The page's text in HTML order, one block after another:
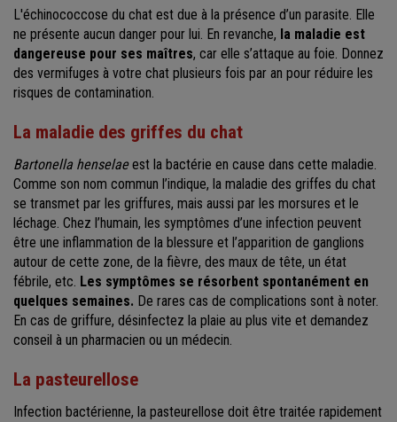
L'échinococcose du chat est due à la présence d’un parasite. Elle
ne présente aucun danger pour lui. En revanche, la maladie est
dangereuse pour ses maîtres, car elle s’attaque au foie. Donnez
des vermifuges à votre chat plusieurs fois par an pour réduire les
risques de contamination.
La maladie des griffes du chat
Bartonella henselaeest la bactérie en cause dans cette maladie.
Comme son nom commun l’indique, la maladie des griffes du chat
se transmet par les griffures, mais aussi par les morsures et le
léchage. Chez l’humain, les symptômes d’une infection peuvent
être une inflammation de la blessure et l’apparition de ganglions
autour de cette zone, de la fièvre, des maux de tête, un état
fébrile, etc. Les symptômes se résorbent spontanément en
quelques semaines. De rares cas de complications sont à noter.
En cas de griffure, désinfectez la plaie au plus vite et demandez
conseil à un pharmacien ou un médecin.
La pasteurellose
Infection bactérienne, la pasteurellose doit être traitée rapidement